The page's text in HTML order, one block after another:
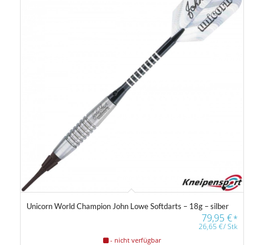
Unicorn World Champion John Lowe Softdarts – 18g – silber
79,95€*
26,65€/Stk
- nicht verfügbar